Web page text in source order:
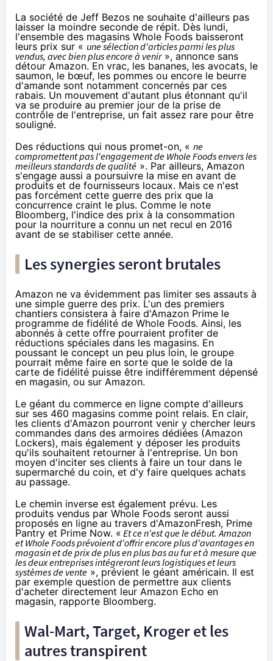
La société de Jeff Bezos ne souhaite d'ailleurs pas
laisser la moindre seconde de répit. Dès lundi,
l'ensemble des magasins Whole Foods baisseront
leurs prix sur « une sélection d'articles parmi les plus
vendus, avec bien plus encore à venir», annonce sans
détour Amazon. En vrac, les bananes, les avocats, le
saumon, le bœuf, les pommes ou encore le beurre
d'amande sont notamment concernés par ces
rabais. Un mouvement d'autant plus étonnant qu'il
va se produire au premier jour de la prise de
contrôle de l'entreprise, un fait assez rare pour être
souligné.
Des réductions qui nous promet-on, « ne
compromettent pas l'engagement de Whole Foods envers les
meilleurs standards de qualité ». Par ailleurs, Amazon
s'engage aussi a poursuivre la mise en avant de
produits et de fournisseurs locaux. Mais ce n'est
pas forcément cette guerre des prix que la
concurrence craint le plus. Comme le note
Bloomberg, l'indice des prix à la consommation
pour la nourriture a connu un net recul en 2016
avant de se stabiliser cette année.
Les synergies seront brutales
Amazon ne va évidemment pas limiter ses assauts à
une simple guerre des prix. L'un des premiers
chantiers consistera à faire d'Amazon Prime le
programme de fidélité de Whole Foods. Ainsi, les
abonnés à cette offre pourraient profiter de
réductions spéciales dans les magasins. En
poussant le concept un peu plus loin, le groupe
pourrait même faire en sorte que le solde de la
carte de fidélité puisse être indifféremment dépensé
en magasin, ou sur Amazon.
Le géant du commerce en ligne compte d'ailleurs
sur ses 460 magasins comme point relais. En clair,
les clients d'Amazon pourront venir y chercher leurs
commandes dans des armoires dédiées (Amazon
Lockers), mais également y déposer les produits
qu'ils souhaitent retourner à l'entreprise. Un bon
moyen d'inciter ses clients à faire un tour dans le
supermarché du coin, et d'y faire quelques achats
au passage.
Le chemin inverse est également prévu. Les
produits vendus par Whole Foods seront aussi
proposés en ligne au travers d'AmazonFresh, Prime
Pantry et Prime Now. « Et ce n'est que le début. Amazon
et Whole Foods prévoient d'offrir encore plus d'avantages en
magasin et de prix de plus en plus bas au fur et à mesure que
les deuxentreprisesintégreront leurs logistiques et leurs
systèmes de vente », prévient le géant américain. Il est
par exemple question de permettre aux clients
d'acheter directement leur Amazon Echo en
magasin, rapporte Bloomberg.
Wal-Mart, Target, Kroger et les
autres transpirent